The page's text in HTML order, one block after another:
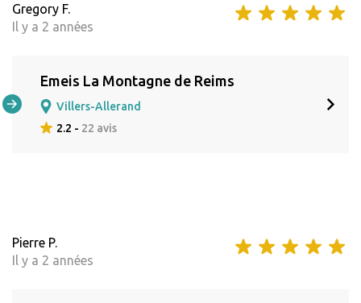
Gregory F.
Il y a 2 années
Emeis La Montagne de Reims
Villers-Allerand
2.2 - 22 avis
Pierre P.
Il y a 2 années